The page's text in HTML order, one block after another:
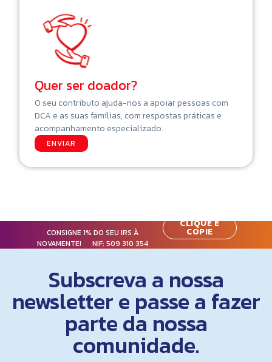
Quer ser doador?
O seu contributo ajuda-nos a apoiar pessoas com
DCA e as suas famílias, com respostas práticas e
acompanhamento especializado.
ENVIAR
CONSIGNE 1% DO SEU IRS À
NOVAMENTE! NIF:509 310 354
CLIQUE E
COPIE
Subscreva a nossa
newsletter e passe a fazer
parte da nossa
comunidade.